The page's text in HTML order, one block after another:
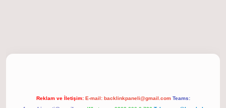
Reklam ve İletişim: E-mail: backlinkpaneli@gmail.com Teams: